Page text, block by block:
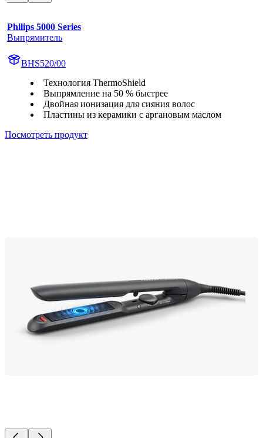
Philips 5000 Series
Выпрямитель
BHS520/00
Технология ThermoShield
Выпрямление на 50 % быстрее
Двойная ионизация для сияния волос
Пластины из керамики с аргановым маслом
Посмотреть продукт